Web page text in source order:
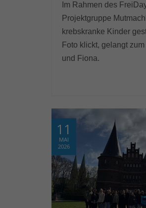
Im Rahmen des
Projektgruppe
krebskranke Kinder
Foto klickt, gelangt
und Fiona.
11
MAI
2026